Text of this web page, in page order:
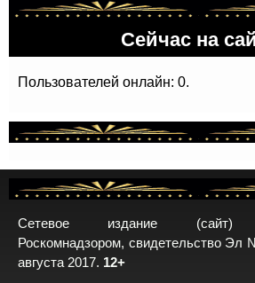
Сейчас на
Пользователей онлайн: 0.
Сетевое издание (сайт)
Роскомнадзором, свидетельство
августа 2017. 12+